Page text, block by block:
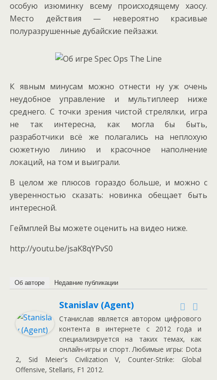
особую изюминку всему происходящему хаосу.
Место действия — невероятно красивые
полуразрушенные дубайские пейзажи.
К явным минусам можно отнести ну уж очень
неудобное управление и мультиплеер ниже
среднего. С точки зрения чистой стрелялки, игра
не так интересна, как могла бы быть,
разработчики всё же полагались на неплохую
сюжетную линию и красочное наполнение
локаций, на том и выиграли.
В целом же плюсов гораздо больше, и можно с
уверенностью сказать: новинка обещает быть
интересной.
Геймплей Вы можете оценить на видео ниже.
http://youtu.be/jsaK8qYPvS0
Об авторе Недавние публикации
Stanislav (Agent)
Станислав является автором цифрового
контента в интернете с 2012 года и
специализируется на таких темах, как
онлайн-игры и спорт. Любимые игры: Dota
2, Sid Meier's Civilization V, Counter-Strike: Global
Offensive, Stellaris, F1 2012.